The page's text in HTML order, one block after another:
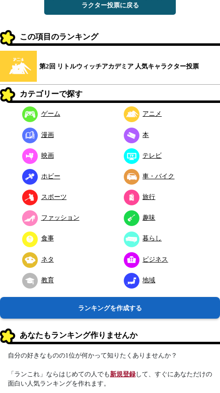
ラクター投票に戻る
この項目のランキング
第2回 リトルウィッチアカデミア 人気キャラクター投票
カテゴリーで探す
ゲーム アニメ
漫画 本
映画 テレビ
ホビー 車・バイク
スポーツ 旅行
ファッション 趣味
食事 暮らし
ネタ ビジネス
教育 地域
ランキングを作成する
あなたもランキング作りませんか
自分の好きなものの1位が何かって知りたくありませんか？
「ランこれ」ならはじめての人でも新規登録して、すぐにあなただけの
面白い人気ランキングを作れます。